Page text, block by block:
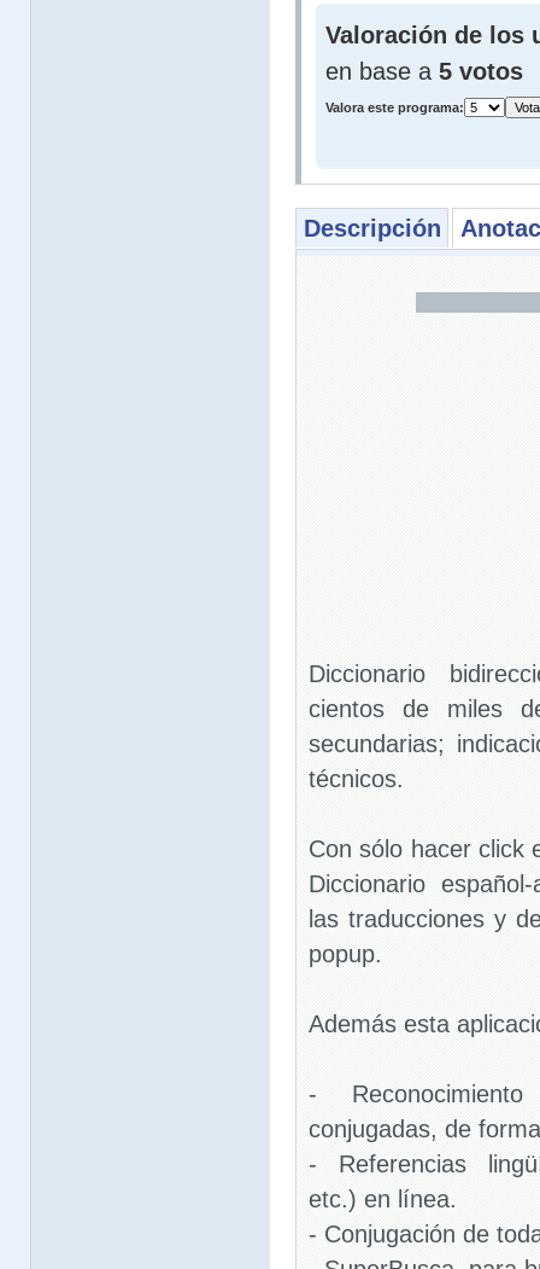
Valoración de los
en base a 5 votos
Valora este programa:
Descripción
Diccionario
cientos de miles
secundarias;
técnicos.
Con sólo hacer click
Diccionario
las traducciones y
popup.
Además esta
-
conjugadas, de
- Referencias
etc.) en línea.
- Conjugación de